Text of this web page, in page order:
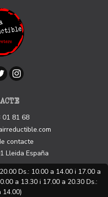
01 81 68
contacte
Lleida España
Ds.: 10.00 a 14.00 i 17.00 a
a 13.30 i 17.00 a 20.30 Ds.:
14.00)